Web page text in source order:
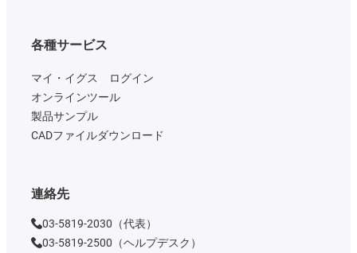
各種サービス
マイ・イグス ログイン
オンラインツール
製品サンプル
CADファイルダウンロード
連絡先
03-5819-2030（代表）
03-5819-2500（ヘルプデスク）